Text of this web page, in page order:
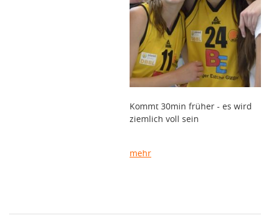
Kommt 30min früher - es wird
ziemlich voll sein
mehr